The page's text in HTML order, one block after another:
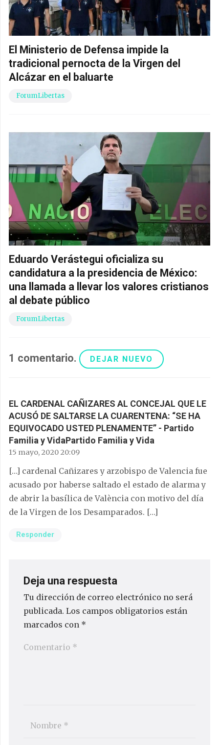
El Ministerio de Defensa impide la
tradicional pernocta de la Virgen del
Alcázar en el baluarte
ForumLibertas
Eduardo Verástegui oficializa su
candidatura a la presidencia de México:
una llamada a llevar los valores cristianos
al debate público
ForumLibertas
1 comentario. DEJAR NUEVO
EL CARDENAL CAÑIZARES AL CONCEJAL QUE LE
ACUSÓ DE SALTARSE LA CUARENTENA: “SE HA
EQUIVOCADO USTED PLENAMENTE” - Partido
Familia y VidaPartido Familia y Vida
15 mayo, 2020 20:09
[…] cardenal Cañizares y arzobispo de Valencia fue
acusado por haberse saltado el estado de alarma y
de abrir la basílica de València con motivo del día
de la Virgen de los Desamparados. […]
Responder
Deja una respuesta
Tu dirección de correo electrónico no será
publicada. Los campos obligatorios están
marcados con *